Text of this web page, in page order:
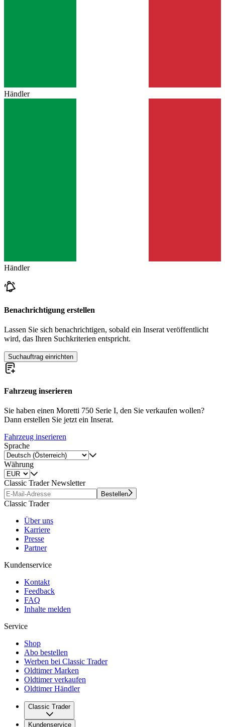
Händler
Händler
Benachrichtigung erstellen
Lassen Sie sich benachrichtigen, sobald ein Inserat veröffentlicht
wird, das Ihren Suchkriterien entspricht.
Suchauftrag einrichten
Fahrzeug inserieren
Sie haben einen Moretti 750 Serie I, den Sie verkaufen wollen?
Dann erstellen Sie jetzt ein Inserat.
Fahrzeug inserieren
Sprache
Währung
Classic Trader Newsletter
Bestellen
Classic Trader
Über uns
Karriere
Presse
Partner
Kundenservice
Kontakt
Feedback
FAQ
Inhalte melden
Service
Shop
Abo bestellen
Werben bei Classic Trader
Oldtimer Marken
Oldtimer verkaufen
Oldtimer Händler
Classic Trader
Über uns
Kundenservice